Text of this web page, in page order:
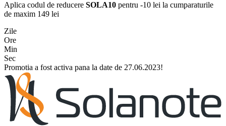
Aplica codul de reducere SOLA10 pentru -10 lei la cumparaturile
de maxim 149 lei
Zile
Ore
Min
Sec
Promotia a fost activa pana la date de 27.06.2023!